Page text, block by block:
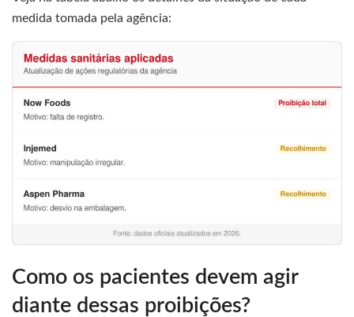
medida tomada pela agência:
Como os pacientes devem agir
diante dessas proibições?